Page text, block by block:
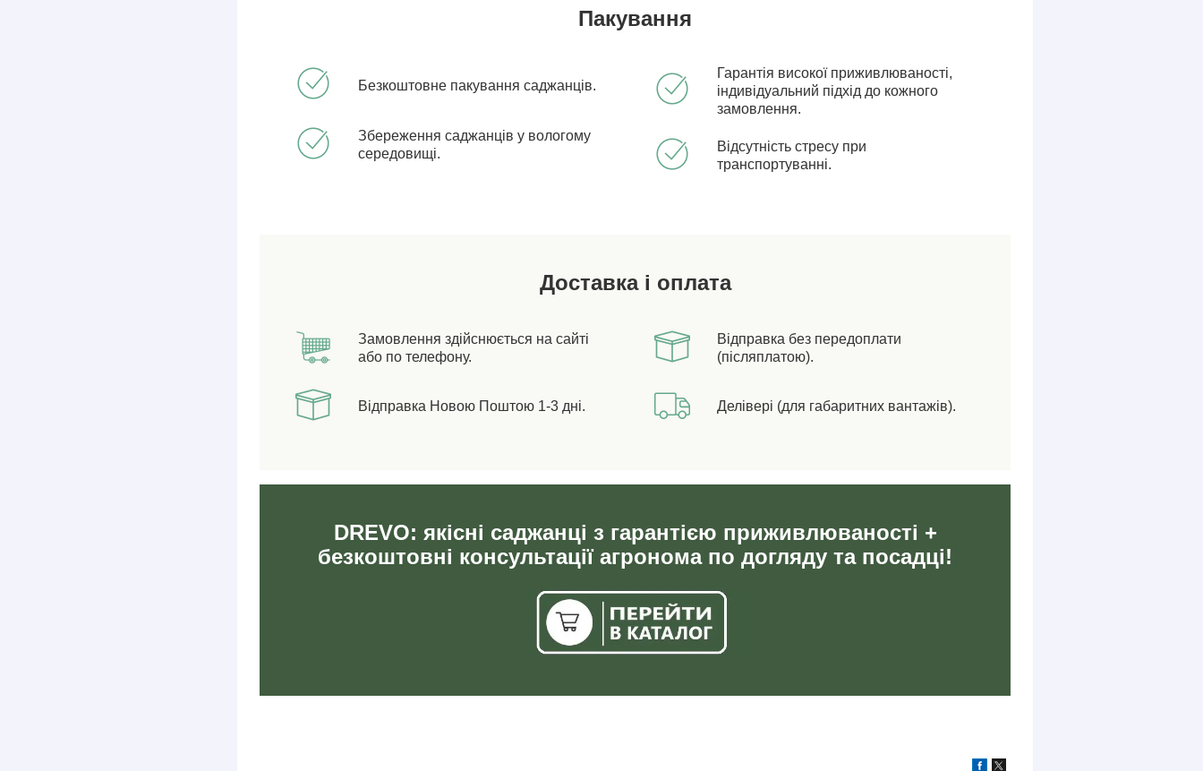
Пакування
Безкоштовне пакування саджанців.
Збереження саджанців у вологому
середовищі.
Гарантія високої приживлюваності,
індивідуальний підхід до кожного
замовлення.
Відсутність стресу при
транспортуванні.
Доставка і оплата
Замовлення здійснюється на сайті
або по телефону.
Відправка Новою Поштою 1-3 дні.
Відправка без передоплати
(післяплатою).
Делівері (для габаритних вантажів).
DREVO: якісні саджанці з гарантією приживлюваності +
безкоштовні консультації агронома по догляду та посадці!